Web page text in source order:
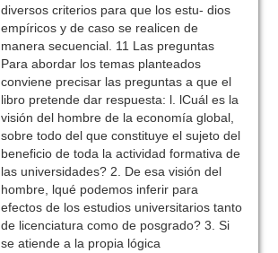
diversos criterios para que los estu- dios
empíricos y de caso se realicen de
manera secuencial. 11 Las preguntas
Para abordar los temas planteados
conviene precisar las preguntas a que el
libro pretende dar respuesta: l. lCuál es la
visión del hombre de la economía global,
sobre todo del que constituye el sujeto del
beneficio de toda la actividad formativa de
las universidades? 2. De esa visión del
hombre, lqué podemos inferir para
efectos de los estudios universitarios tanto
de licenciatura como de posgrado? 3. Si
se atiende a la propia lógica